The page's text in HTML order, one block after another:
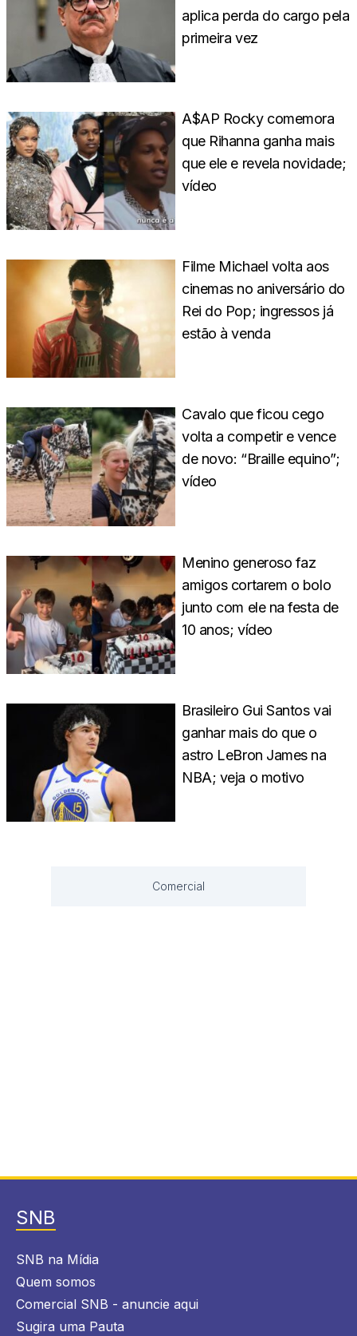
aplica perda do cargo pela
primeira vez
A$AP Rocky comemora
que Rihanna ganha mais
que ele e revela novidade;
vídeo
Filme Michael volta aos
cinemas no aniversário do
Rei do Pop; ingressos já
estão à venda
Cavalo que ficou cego
volta a competir e vence
de novo: “Braille equino”;
vídeo
Menino generoso faz
amigos cortarem o bolo
junto com ele na festa de
10 anos; vídeo
Brasileiro Gui Santos vai
ganhar mais do que o
astro LeBron James na
NBA; veja o motivo
Comercial
SNB
SNB na Mídia
Quem somos
Comercial SNB - anuncie aqui
Sugira uma Pauta